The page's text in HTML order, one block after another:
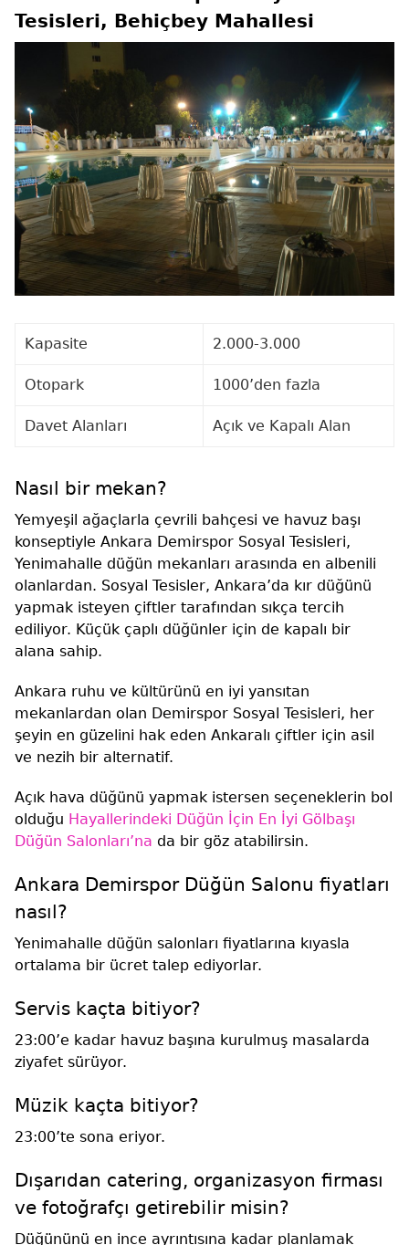
Tesisleri, Behiçbey Mahallesi
Kapasite 2.000-3.000
Otopark 1000’den fazla
Davet Alanları Açık ve Kapalı Alan
Nasıl bir mekan?
Yemyeşil ağaçlarla çevrili bahçesi ve havuz başı
konseptiyle Ankara Demirspor Sosyal Tesisleri,
Yenimahalle düğün mekanları arasında en albenili
olanlardan. Sosyal Tesisler, Ankara’da kır düğünü
yapmak isteyen çiftler tarafından sıkça tercih
ediliyor. Küçük çaplı düğünler için de kapalı bir
alana sahip.
Ankara ruhu ve kültürünü en iyi yansıtan
mekanlardan olan Demirspor Sosyal Tesisleri, her
şeyin en güzelini hak eden Ankaralı çiftler için asil
ve nezih bir alternatif.
Açık hava düğünü yapmak istersen seçeneklerin bol
olduğu Hayallerindeki Düğün İçin En İyi Gölbaşı
Düğün Salonları’na da bir göz atabilirsin.
Ankara Demirspor Düğün Salonu fiyatları
nasıl?
Yenimahalle düğün salonları fiyatlarına kıyasla
ortalama bir ücret talep ediyorlar.
Servis kaçta bitiyor?
23:00’e kadar havuz başına kurulmuş masalarda
ziyafet sürüyor.
Müzik kaçta bitiyor?
23:00’te sona eriyor.
Dışarıdan catering, organizasyon firması
ve fotoğrafçı getirebilir misin?
Düğününü en ince ayrıntısına kadar planlamak